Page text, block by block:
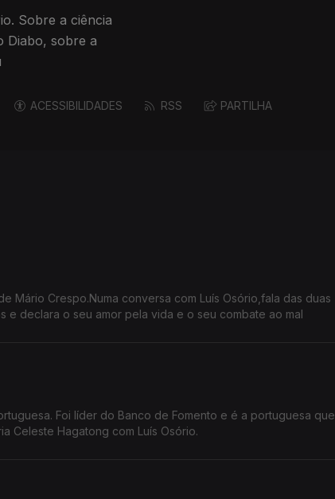
Sobre a ciência
Diabo, sobre a
ACESSIBILIDADES RSS PARTILHA
Mário Crespo.Numa conversa com Luís Osório,fala das duas
declara o seu amor pela vida e o seu combate ao mal
Foi líder do Banco de Fomento e é a portuguesa que
Celeste Hagatong com Luís Osório.